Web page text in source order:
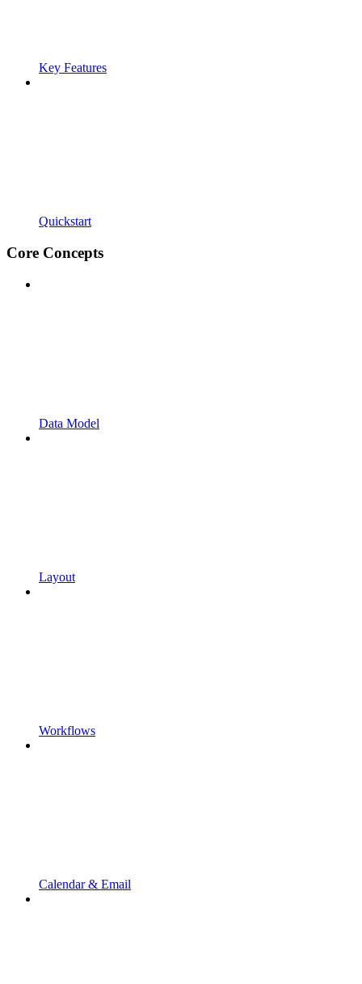
Key Features
Quickstart
Core Concepts
Data Model
Layout
Workflows
Calendar & Email